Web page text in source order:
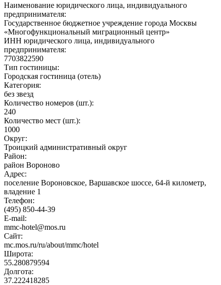
Наименование юридического лица, индивидуального
предпринимателя:
Государственное бюджетное учреждение города Москвы
«Многофункциональный миграционный центр»
ИНН юридического лица, индивидуального
предпринимателя:
7703822590
Тип гостиницы:
Городская гостиница (отель)
Категория:
без звезд
Количество номеров (шт.):
240
Количество мест (шт.):
1000
Округ:
Троицкий административный округ
Район:
район Вороново
Адрес:
поселение Вороновское, Варшавское шоссе, 64-й километр,
владение 1
Телефон:
(495) 850-44-39
E-mail:
mmc-hotel@mos.ru
Сайт:
mc.mos.ru/ru/about/mmc/hotel
Широта:
55.280879594
Долгота:
37.222418285